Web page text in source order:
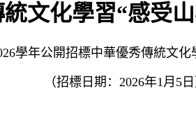
文化學習“感受
學年公開招標中華優秀傳統文化
（招標日期：2026年1月5日